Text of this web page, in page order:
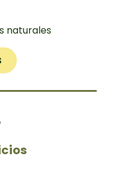
naturales